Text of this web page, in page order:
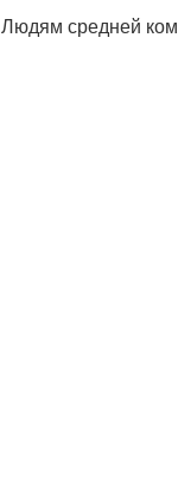
Людям средней